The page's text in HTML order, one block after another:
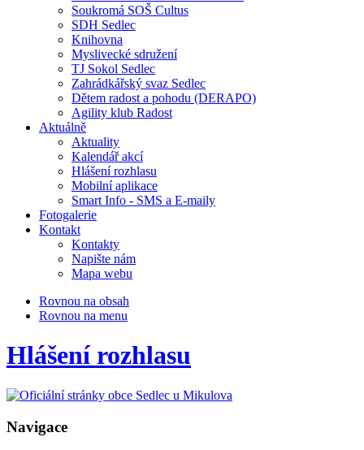
Soukromá SOŠ Cultus
SDH Sedlec
Knihovna
Myslivecké sdružení
TJ Sokol Sedlec
Zahrádkářský svaz Sedlec
Dětem radost a pohodu (DERAPO)
Agility klub Radost
Aktuálně
Aktuality
Kalendář akcí
Hlášení rozhlasu
Mobilní aplikace
Smart Info - SMS a E-maily
Fotogalerie
Kontakt
Kontakty
Napište nám
Mapa webu
Rovnou na obsah
Rovnou na menu
Hlášení rozhlasu
Navigace